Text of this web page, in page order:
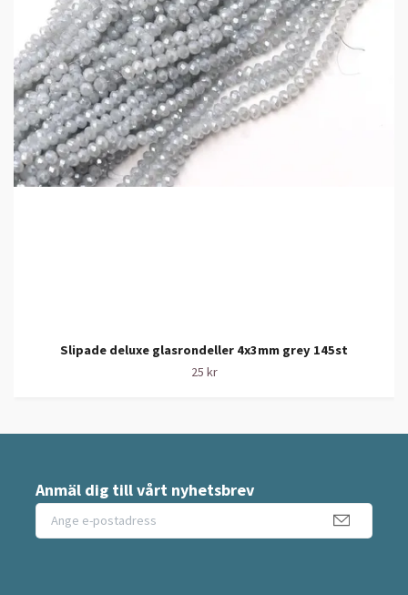
Slipade deluxe glasrondeller 4x3mm grey 145st
25 kr
Anmäl dig till vårt nyhetsbrev